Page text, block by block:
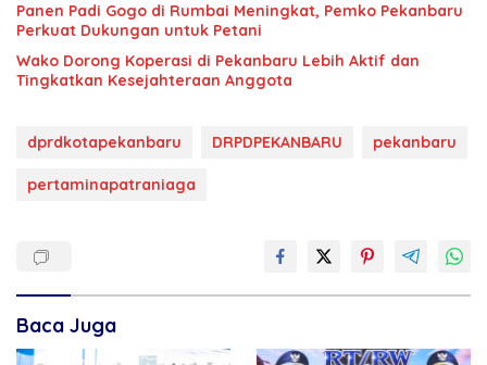
Panen Padi Gogo di Rumbai Meningkat, Pemko Pekanbaru
Perkuat Dukungan untuk Petani
Wako Dorong Koperasi di Pekanbaru Lebih Aktif dan
Tingkatkan Kesejahteraan Anggota
dprdkotapekanbaru DRPDPEKANBARU pekanbaru
pertaminapatraniaga
Baca Juga